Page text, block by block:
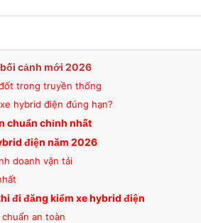
cảnh mới 2026
trong truyền thống
hybrid điện đúng hạn?
chuẩn chỉnh nhất
điện năm 2026
doanh vận tải
đi đăng kiểm xe hybrid điện
an toàn